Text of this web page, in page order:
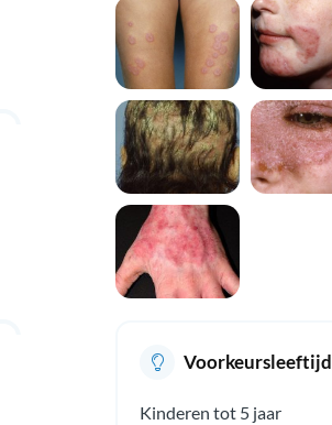
Voorkeursleeftijd
Kinderen tot 5 jaar